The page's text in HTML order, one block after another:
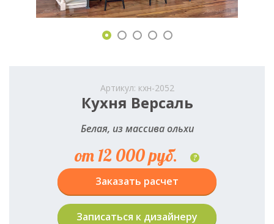
Артикул: кхн-2052
Кухня Версаль
Белая, из массива ольхи
от 12 000 руб. ?
Заказать расчет
Записаться к дизайнеру